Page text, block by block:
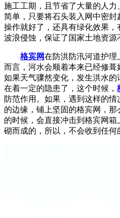
施工工期，且节省了大量的人
简单，只要将石头装入网中密
操作就好了，还具有绿化效果，
波浪侵蚀，保证了国家土地资源
格宾网在防洪防汛河道护理
而言，河水会顺着本来已经修葺
如果天气骤然变化，发生洪水
在着一定的隐患了，这个时候，
防范作用。如果，遇到这样的
的边缘，铺上坚固的格宾网，
的时候，会直接冲击到格宾网
砌而成的，所以，不会收到任何